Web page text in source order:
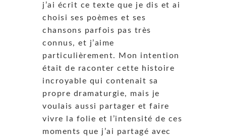
j’ai écrit ce texte que je dis et ai
choisi ses poèmes et ses
chansons parfois pas très
connus, et j’aime
particulièrement. Mon intention
était de raconter cette histoire
incroyable qui contenait sa
propre dramaturgie, mais je
voulais aussi partager et faire
vivre la folie et l’intensité de ces
moments que j’ai partagé avec